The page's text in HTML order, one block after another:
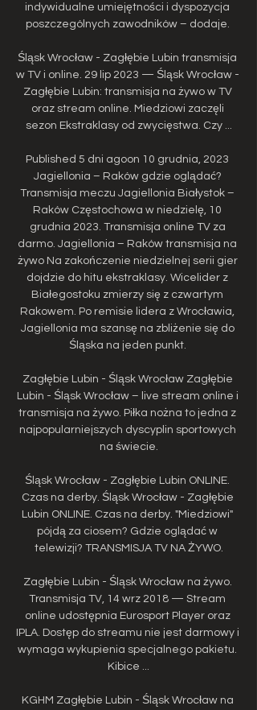
indywidualne umiejętności i dyspozycja
poszczególnych zawodników – dodaje.
Śląsk Wrocław - Zagłębie Lubin transmisja
w TV i online. 29 lip 2023 — Śląsk Wrocław -
Zagłębie Lubin: transmisja na żywo w TV
oraz stream online. Miedziowi zaczęli
sezon Ekstraklasy od zwycięstwa. Czy ...
Published 5 dni agoon 10 grudnia, 2023
Jagiellonia – Raków gdzie oglądać?
Transmisja meczu Jagiellonia Białystok –
Raków Częstochowa w niedzielę, 10
grudnia 2023. Transmisja online TV za
darmo. Jagiellonia – Raków transmisja na
żywo Na zakończenie niedzielnej serii gier
dojdzie do hitu ekstraklasy. Wicelider z
Białegostoku zmierzy się z czwartym
Rakowem. Po remisie lidera z Wrocławia,
Jagiellonia ma szansę na zbliżenie się do
Śląska na jeden punkt.
Zagłębie Lubin - Śląsk Wrocław Zagłębie
Lubin - Śląsk Wrocław – live stream online i
transmisja na żywo. Piłka nożna to jedna z
najpopularniejszych dyscyplin sportowych
na świecie.
Śląsk Wrocław - Zagłębie Lubin ONLINE.
Czas na derby. Śląsk Wrocław - Zagłębie
Lubin ONLINE. Czas na derby. "Miedziowi"
pójdą za ciosem? Gdzie oglądać w
telewizji? TRANSMISJA TV NA ŻYWO.
Zagłębie Lubin - Śląsk Wrocław na żywo.
Transmisja TV, 14 wrz 2018 — Stream
online udostępnia Eurosport Player oraz
IPLA. Dostęp do streamu nie jest darmowy i
wymaga wykupienia specjalnego pakietu.
Kibice ...
KGHM Zagłębie Lubin - Śląsk Wrocław na